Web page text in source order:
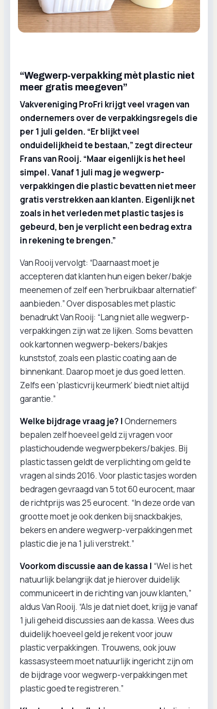
“Wegwerp-verpakking mèt plastic niet
meer gratis meegeven”
Vakvereniging ProFri krijgt veel vragen van
ondernemers over de verpakkingsregels die
per 1 juli gelden. “Er blijkt veel
onduidelijkheid te bestaan,” zegt directeur
Frans van Rooij. “Maar eigenlijk is het heel
simpel. Vanaf 1 juli mag je wegwerp-
verpakkingen die plastic bevatten niet meer
gratis verstrekken aan klanten. Eigenlijk net
zoals in het verleden met plastic tasjes is
gebeurd, ben je verplicht een bedrag extra
in rekening te brengen.”
Van Rooij vervolgt: “Daarnaast moet je
accepteren dat klanten hun eigen beker/bakje
meenemen of zelf een ‘herbruikbaar alternatief’
aanbieden.” Over disposables met plastic
benadrukt Van Rooij: “Lang niet alle wegwerp-
verpakkingen zijn wat ze lijken. Soms bevatten
ook kartonnen wegwerp-bekers/bakjes
kunststof, zoals een plastic coating aan de
binnenkant. Daarop moet je dus goed letten.
Zelfs een ‘plasticvrij keurmerk’ biedt niet altijd
garantie.”
Welke bijdrage vraag je? |Ondernemers
bepalen zelf hoeveel geld zij vragen voor
plastichoudende wegwerpbekers/bakjes. Bij
plastic tassen geldt de verplichting om geld te
vragen al sinds 2016. Voor plastic tasjes worden
bedragen gevraagd van 5 tot 60 eurocent, maar
de richtprijs was 25 eurocent. “In deze orde van
grootte moet je ook denken bij snackbakjes,
bekers en andere wegwerp-verpakkingen met
plastic die je na 1 juli verstrekt.”
Voorkom discussie aan de kassa | “Wel is het
natuurlijk belangrijk dat je hierover duidelijk
communiceert in de richting van jouw klanten,”
aldus Van Rooij. “Als je dat niet doet, krijg je vanaf
1 juli geheid discussies aan de kassa. Wees dus
duidelijk hoeveel geld je rekent voor jouw
plastic verpakkingen. Trouwens, ook jouw
kassasysteem moet natuurlijk ingericht zijn om
de bijdrage voor wegwerp-verpakkingen met
plastic goed te registreren.”